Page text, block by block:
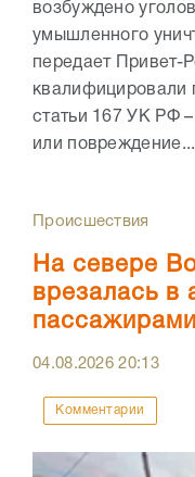
возбуждено
умышленного
передает Привет-
квалифицировали
статьи 167 УК РФ
или повреждение...
Происшествия
На севере
врезалась в
пассажирами
04.08.202620:13
Комментарии